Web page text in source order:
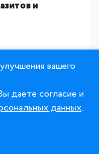
и
вашего
даете согласие и
данных.